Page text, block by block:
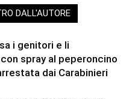
DALL'AUTORE
i genitori e li
spray al peperoncino
dai Carabinieri